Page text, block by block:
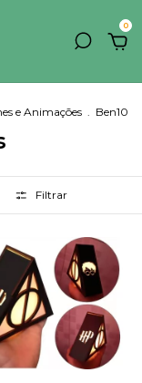
0
e Animações . Ben10
Filtrar